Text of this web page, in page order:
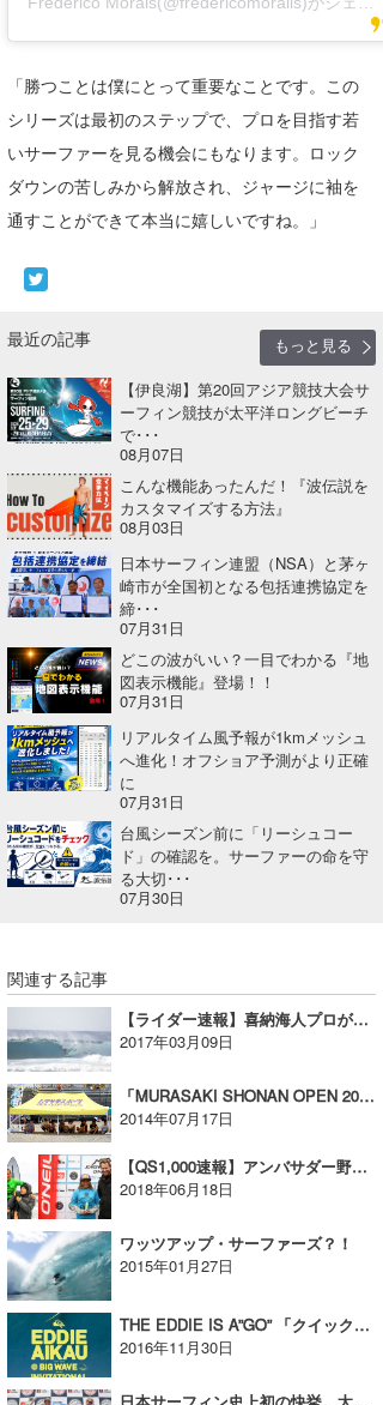
「勝つことは僕にとって重要なことです。この
シリーズは最初のステップで、プロを目指す若
いサーファーを見る機会にもなります。ロック
ダウンの苦しみから解放され、ジャージに袖を
通すことができて本当に嬉しいですね。」
最近の記事
もっと見る
【伊良湖】第20回アジア競技大会サ
ーフィン競技が太平洋ロングビーチ
で･･･
08月07日
こんな機能あったんだ！『波伝説を
カスタマイズする方法』
08月03日
日本サーフィン連盟（NSA）と茅ヶ
崎市が全国初となる包括連携協定を
締･･･
07月31日
どこの波がいい？一目でわかる『地
図表示機能』登場！！
07月31日
リアルタイム風予報が1kmメッシュ
へ進化！オフショア予測がより正確
に
07月31日
台風シーズン前に「リーシュコー
ド」の確認を。サーファーの命を守
る大切･･･
07月30日
関連する記事
【ライダー速報】喜納海人プロがラウンドアップ。Air Tahiti Rangiroa Pro
2017年03月09日
「MURASAKI SHONAN OPEN 2014」、3日目はレイデイとなる
2014年07月17日
【QS1,000速報】アンバサダー野中美波プロが優勝！！
2018年06月18日
ワッツアップ・サーファーズ？！
2015年01月27日
THE EDDIE IS A”GO” 「クイックシルバー イン メモリー オブ エディ・アイカウ」 の開催が決定。招待選手も発表
2016年11月30日